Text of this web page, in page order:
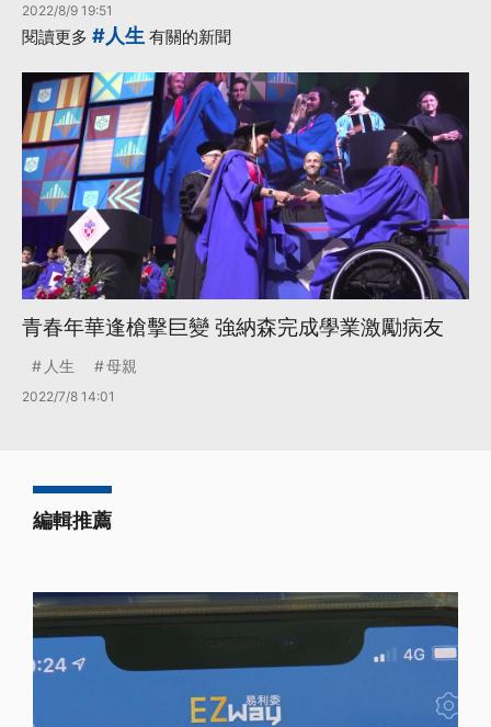
2022/8/9 19:51
閱讀更多 #人生 有關的新聞
青春年華逢槍擊巨變 強納森完成學業激勵病友
人生 母親
2022/7/8 14:01
編輯推薦